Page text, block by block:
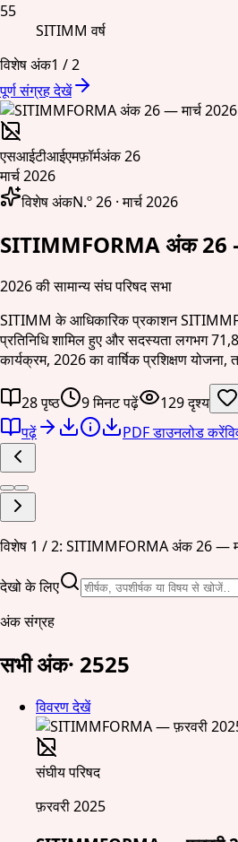
55
SITIMM वर्ष
विशेष अंक1 /2
पूर्ण संग्रह देखें
एसआईटीआईएमफ़ॉर्मअंक 26
मार्च 2026
विशेष अंकN.º 26 · मार्च 2026
SITIMMFORMA अंक 26
2026 की सामान्य संघ परिषद सभा
SITIMM के आधिकारिक प्रकाशन
प्रतिनिधि शामिल हुए और सदस्यता लगभग
कार्यक्रम, 2026 का वार्षिक प्रशिक्षण
28 पृष्ठ 9 मिनट पढ़ें 129 दृश्य
पढ़ें
PDF डाउनलोड करें
विशेष 1 / 2: SITIMMFORMA अंक 26 —
देखो के लिए
अंक संग्रह
सभी अंक· 2525
विवरण देखें
संघीय परिषद
फ़रवरी 2025